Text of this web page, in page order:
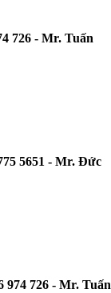
726 - Mr. Tuấn
5651 - Mr. Đức
974 726 - Mr. Tuấn